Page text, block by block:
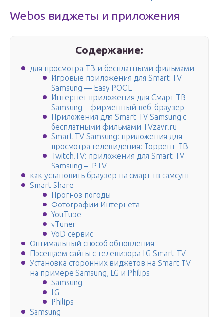
Webos виджеты и приложения
Содержание:
для просмотра ТВ и бесплатными фильмами
Игровые приложения для Smart TV
Samsung — Easy POOL
Интернет приложения для Смарт ТВ
Samsung – фирменный веб-браузер
Приложения для Smart TV Samsung с
бесплатными фильмами TVzavr.ru
Smart TV Samsung: приложения для
просмотра телевидения: Торрент-ТВ
Twitch.TV: приложения для Smart TV
Samsung – IPTV
как установить браузер на смарт тв самсунг
Smart Share
Прогноз погоды
Фотографии Интернета
YouTube
vTuner
VoD сервис
Оптимальный способ обновления
Посещаем сайты с телевизора LG Smart TV
Установка сторонних виджетов на Smart TV
на примере Samsung, LG и Philips
Samsung
LG
Philips
Samsung